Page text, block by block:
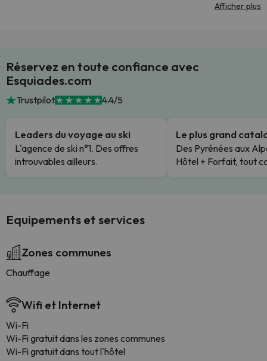
Afficher plus
Réservez en toute confiance avec
Esquiades.com
Trustpilot 4.4/5
Leaders du voyage au ski
L'agence de ski n°1. Des offres
introuvables ailleurs.
Le plus grand
Des Pyrénées aux
Hôtel + Forfait, tout
Equipements et services
Zones communes
Chauffage
Wifi et Internet
Wi-Fi
Wi-Fi gratuit dans les zones communes
Wi-Fi gratuit dans tout l'hôtel